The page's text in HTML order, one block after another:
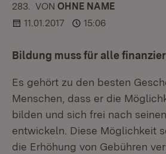
283. KOMMENTAR
VON :OHNE NAME
11.01.2017
15:06
Bildung muss für alle
Es gehört zu den besten
Menschen, dass er die
bilden und sich frei nach
entwickeln. Diese Möglichkeit
die Erhöhung von Gebühren